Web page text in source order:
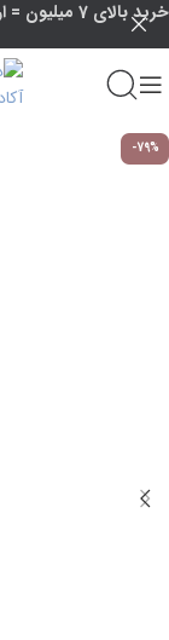
-79%
خرید بالای 7 میلیون = ارسال رایگان